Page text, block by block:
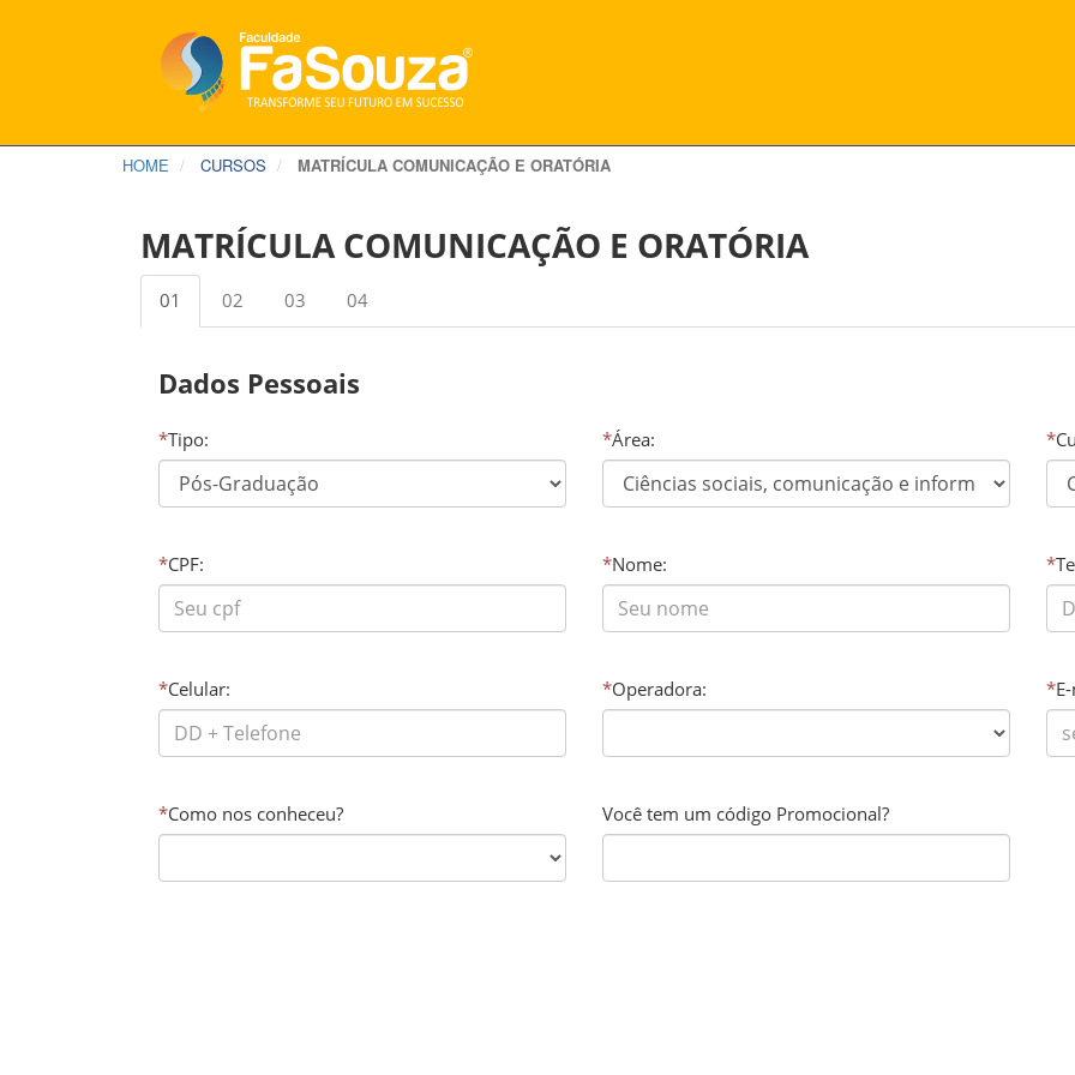
HOME CURSOS MATRÍCULA COMUNICAÇÃO E ORATÓRIA
MATRÍCULA COMUNICAÇÃO E ORATÓRIA
01 02 03 04
Dados Pessoais
*Tipo: *Área: *
*CPF: *Nome: *
*Celular: *Operadora: *
*Como nos conheceu? Você tem um código Promocional?